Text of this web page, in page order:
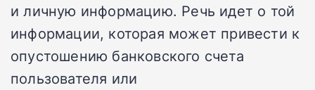
и личную информацию. Речь идет о той
информации, которая может привести к
опустошению банковского счета
пользователя или